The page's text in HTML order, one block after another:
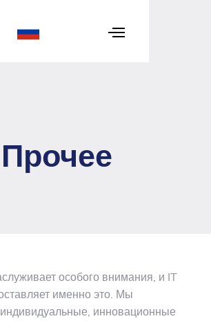
Прочее
особого внимания, и IT
именно это. Мы
инновационные